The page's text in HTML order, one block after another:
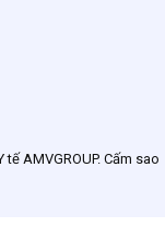
AMVGROUP. Cấm sao